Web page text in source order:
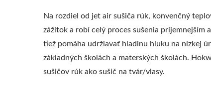
Na rozdiel od jet air sušiča rúk, konvenčný
zážitok a robí celý proces sušenia príjemnejším
tiež pomáha udržiavať hladinu hluku na nízkej
základných školách a materských školách.
sušičov rúk ako sušič na tvár/vlasy.